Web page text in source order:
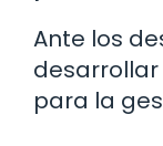
Ante los
desarrollar
para la